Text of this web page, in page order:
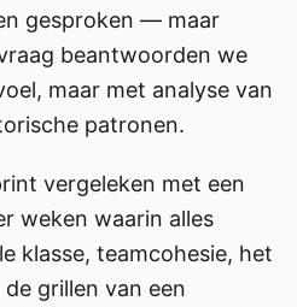
gesproken — maar
beantwoorden we
maar met analyse van
patronen.
vergeleken met een
weken waarin alles
klasse, teamcohesie, het
grillen van een